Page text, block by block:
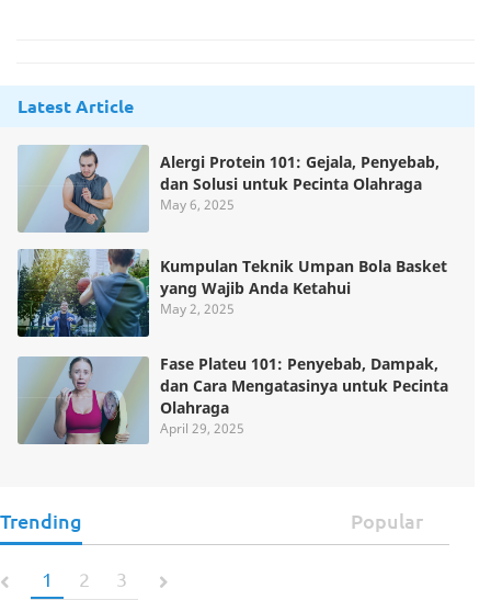
Latest Article
Alergi Protein 101: Gejala, Penyebab,
dan Solusi untuk Pecinta Olahraga
May 6, 2025
Kumpulan Teknik Umpan Bola Basket
yang Wajib Anda Ketahui
May 2, 2025
Fase Plateu 101: Penyebab, Dampak,
dan Cara Mengatasinya untuk Pecinta
Olahraga
April 29, 2025
Trending Popular
1 2 3